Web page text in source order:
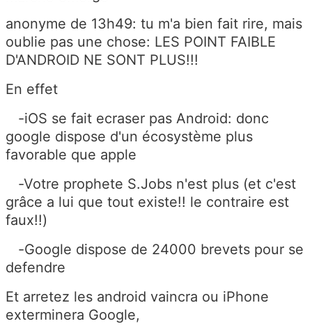
anonyme de 13h49: tu m'a bien fait rire, mais
oublie pas une chose: LES POINT FAIBLE
D'ANDROID NE SONT PLUS!!!
En effet
-iOS se fait ecraser pas Android: donc
google dispose d'un écosystème plus
favorable que apple
-Votre prophete S.Jobs n'est plus (et c'est
grâce a lui que tout existe!! le contraire est
faux!!)
-Google dispose de 24000 brevets pour se
defendre
Et arretez les android vaincra ou iPhone
exterminera Google,